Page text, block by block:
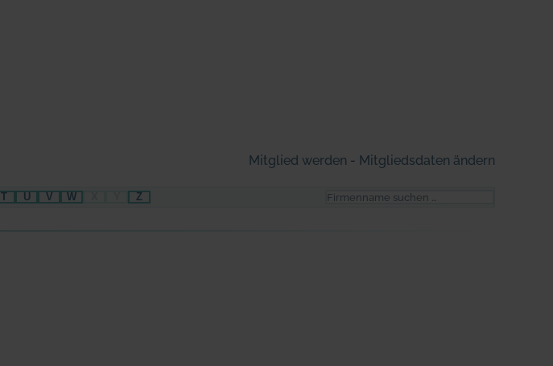
Mitglied werden - Mitgliedsdaten ändern
T U V W
Z